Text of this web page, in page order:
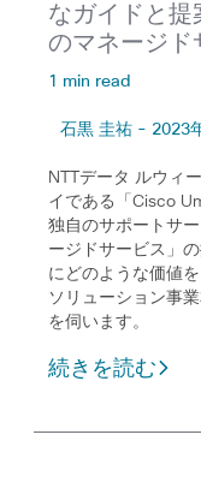
なガイドと提
のマネージド
1 min read
石黒 圭祐 - 2023
NTTデータ ルウィ
イである「Cisco
独自のサポートサ
ージドサービス」
にどのような価値
ソリューション事
を伺います。
続きを読む